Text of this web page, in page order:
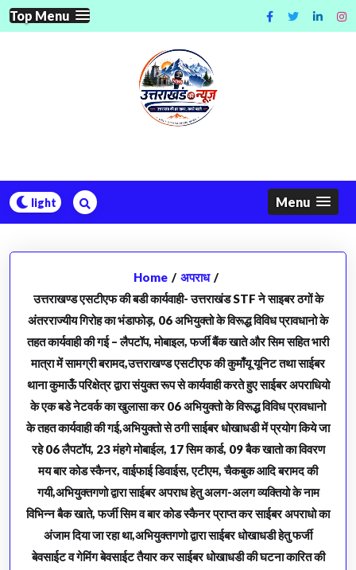
Skip
to
Top Menu
Menu
Home / अपराध /
उत्तराखण्ड एसटीएफ की बडी कार्यवाही- उत्तराखंड STF ने साइबर ठगों के
अंतरराज्यीय गिरोह का भंडाफोड़, 06 अभियुक्तो के विरूद्ध विविध प्रावधानो के
तहत कार्यवाही की गई – लैपटॉप, मोबाइल, फर्जी बैंक खाते और सिम सहित भारी
मात्रा में सामग्री बरामद,उत्तराखण्ड एसटीएफ की कुमाँयू यूनिट तथा साईबर
थाना कुमाऊँ परिक्षेत्र द्वारा संयुक्त रूप से कार्यवाही करते हुए साईबर अपराधियो
के एक बडे नेटवर्क का खुलासा कर 06 अभियुक्तो के विरूद्ध विविध प्रावधानो
के तहत कार्यवाही की गई,अभियुक्तो से ठगी साईबर धोखाधडी में प्रयोग किये जा
रहे 06 लैपटॉप, 23 मंहगे मोबाईल, 17 सिम कार्ड, 09 बैक खातो का विवरण
मय बार कोड स्कैनर, वाईफाई डिवाईस, एटीएम, चैकबुक आदि बरामद की
गयी,अभियुक्तगणो द्वारा साईबर अपराध हेतु अलग-अलग व्यक्तियो के नाम
विभिन्न बैक खाते, फर्जी सिम व बार कोड स्कैनर प्राप्त कर साईबर अपराधो का
अंजाम दिया जा रहा था,अभियुक्तगणो द्वारा साईबर धोखाधडी हेतु फर्जी
बेवसाईट व गेमिंग बेवसाईट तैयार कर साईबर धोखाधडी की घटना कारित की